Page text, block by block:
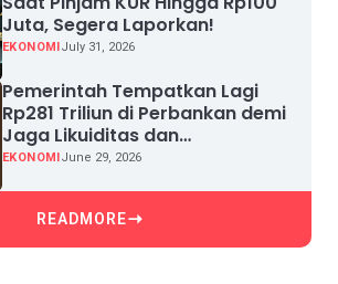
Juta, Segera Laporkan!
EKONOMIJuly 31, 2026
Pemerintah Tempatkan Lagi
Rp281 Triliun di Perbankan demi
Jaga Likuiditas dan
Pertumbuhan Kredit
EKONOMIJune 29, 2026
READMORE